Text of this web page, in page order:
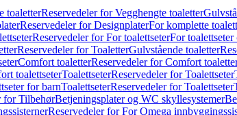
toaletterReservedeler for Vegghengte toaletter
Reservedeler for DesignplaterFor komplette
Reservedeler for For toalettseterFor
Reservedeler for ToaletterGulvstående toaletter
Comfort toaletterReservedeler for Comfort
toalettseterToalettseterReservedeler for Toalettseter
for barnToalettseterReservedeler for Toalettseter
for TilbehørBetjeningsplater og WC skyllesystemer
Reservedeler for For Omega